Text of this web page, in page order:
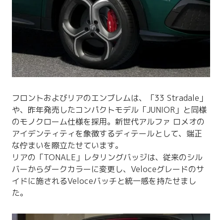
フロントおよびリアのエンブレムは、「33 Stradale」
や、昨年発売したコンパクトモデル「JUNIOR」と同様
のモノクローム仕様を採用。新世代アルファ ロメオの
アイデンティティを象徴するディテールとして、端正
な佇まいを際立たせています。
リアの「TONALE」レタリングバッジは、従来のシル
バーからダークカラーに変更し、Veloceグレードのサ
イドに施されるVeloceバッチと統一感を持たせまし
た。